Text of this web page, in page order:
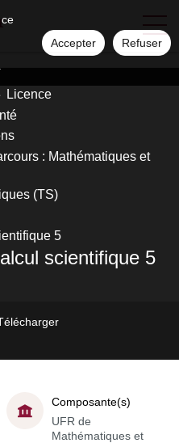
Accepter Refuser
Licence
: Mathématiques et
(TS)
5
scientifique 5
Composante(s)
UFR de
Mathématiques et